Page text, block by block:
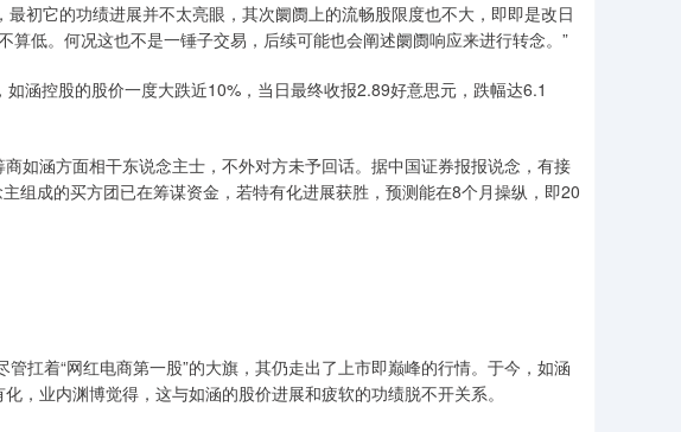
初它的功绩进展并不太亮眼，其次阛阓上的流畅股限度也不大，即即是改日
低。何况这也不是一锤子交易，后续可能也会阐述阛阓响应来进行转念。”
控股的股价一度大跌近10%，当日最终收报2.89好意思元，跌幅达6.1
涵方面相干东说念主士，不外对方未予回话。据中国证券报报说念，有接
组成的买方团已在筹谋资金，若特有化进展获胜，预测能在8个月操纵，即20
着“网红电商第一股”的大旗，其仍走出了上市即巅峰的行情。于今，如涵
，业内渊博觉得，这与如涵的股价进展和疲软的功绩脱不开关系。